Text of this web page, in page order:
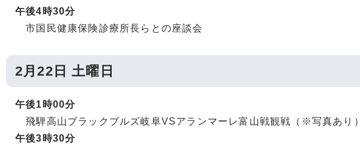
午後4時30分
市国民健康保険診療所長らとの座談会
2月22日 土曜日
午後1時00分
飛騨高山ブラックブルズ岐阜VSアランマーレ富山戦観戦（※写真あり）
午後3時30分